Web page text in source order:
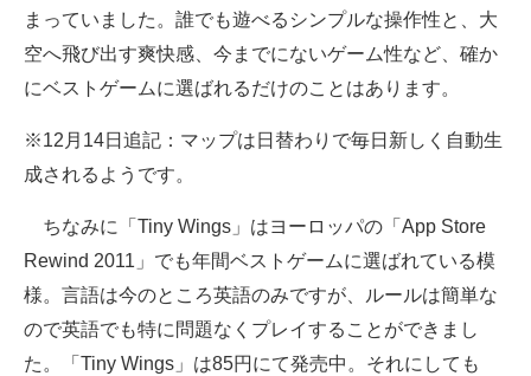
まっていました。誰でも遊べるシンプルな操作性と、大
空へ飛び出す爽快感、今までにないゲーム性など、確か
にベストゲームに選ばれるだけのことはあります。
※12月14日追記：マップは日替わりで毎日新しく自動生
成されるようです。
ちなみに「Tiny Wings」はヨーロッパの「App Store
Rewind 2011」でも年間ベストゲームに選ばれている模
様。言語は今のところ英語のみですが、ルールは簡単な
ので英語でも特に問題なくプレイすることができまし
た。「Tiny Wings」は85円にて発売中。それにしても